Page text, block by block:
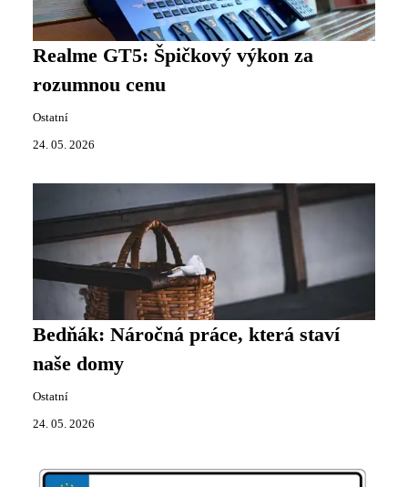
Realme GT5: Špičkový výkon za
rozumnou cenu
Ostatní
24. 05. 2026
Bedňák: Náročná práce, která staví
naše domy
Ostatní
24. 05. 2026